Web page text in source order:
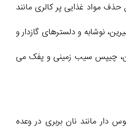
مواد غذایی پر کالری مانند
نوشابه و دلسترهای گازدار و
چیپس سیب زمینی و پفک می
دار مانند نان بربری در وعده